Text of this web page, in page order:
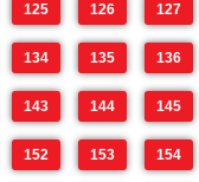
125 126 127
134 135 136
143 144 145
152 153 154